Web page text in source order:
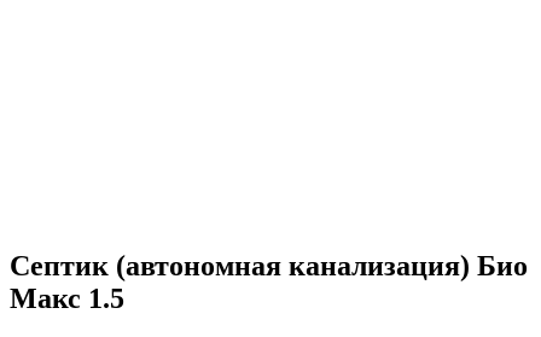
Септик (автономная канализация) Био
Макс 1.5